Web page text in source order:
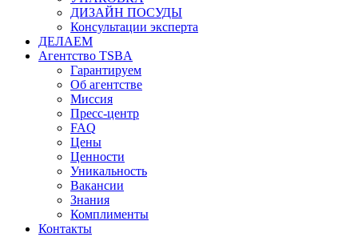
ДИЗАЙН ПОСУДЫ
Консультации эксперта
ДЕЛАЕМ
Агентство TSBA
Гарантируем
Об агентстве
Миссия
Пресс-центр
FAQ
Цены
Ценности
Уникальность
Вакансии
Знания
Комплименты
Контакты